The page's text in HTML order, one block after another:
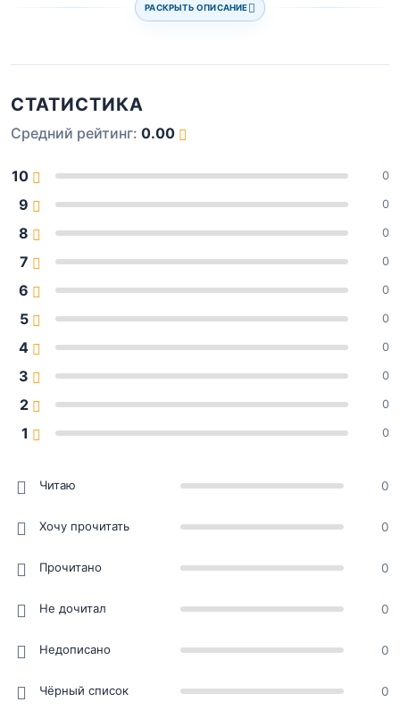
РАСКРЫТЬ ОПИСАНИЕ
СТАТИСТИКА
Средний рейтинг: 0.00
10 0
9 0
8 0
7 0
6 0
5 0
4 0
3 0
2 0
1 0
Читаю 0
Хочу прочитать 0
Прочитано 0
Не дочитал 0
Недописано 0
Чёрный список 0